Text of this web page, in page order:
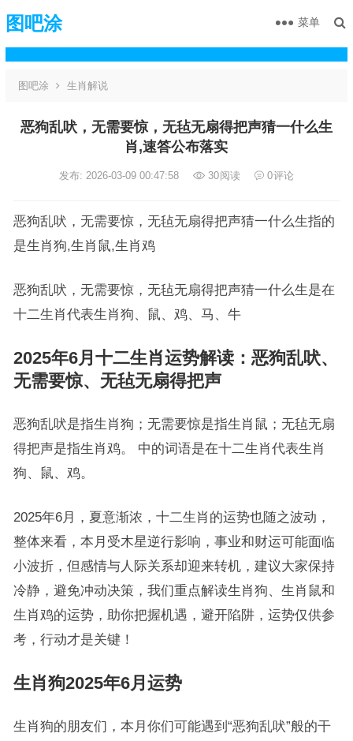
图吧涂 菜单
图吧涂 生肖解说
恶狗乱吠，无需要惊，无毡无扇得把声猜一什么生
肖,速答公布落实
发布: 2026-03-09 00:47:58 30阅读 0评论
恶狗乱吠，无需要惊，无毡无扇得把声猜一什么生指的
是生肖狗,生肖鼠,生肖鸡
恶狗乱吠，无需要惊，无毡无扇得把声猜一什么生是在
十二生肖代表生肖狗、鼠、鸡、马、牛
2025年6月十二生肖运势解读：恶狗乱吠、
无需要惊、无毡无扇得把声
恶狗乱吠是指生肖狗；无需要惊是指生肖鼠；无毡无扇
得把声是指生肖鸡。 中的词语是在十二生肖代表生肖
狗、鼠、鸡。
2025年6月，夏意渐浓，十二生肖的运势也随之波动，
整体来看，本月受木星逆行影响，事业和财运可能面临
小波折，但感情与人际关系却迎来转机，建议大家保持
冷静，避免冲动决策，我们重点解读生肖狗、生肖鼠和
生肖鸡的运势，助你把握机遇，避开陷阱，运势仅供参
考，行动才是关键！
生肖狗2025年6月运势
生肖狗的朋友们，本月你们可能遇到“恶狗乱吠”般的干